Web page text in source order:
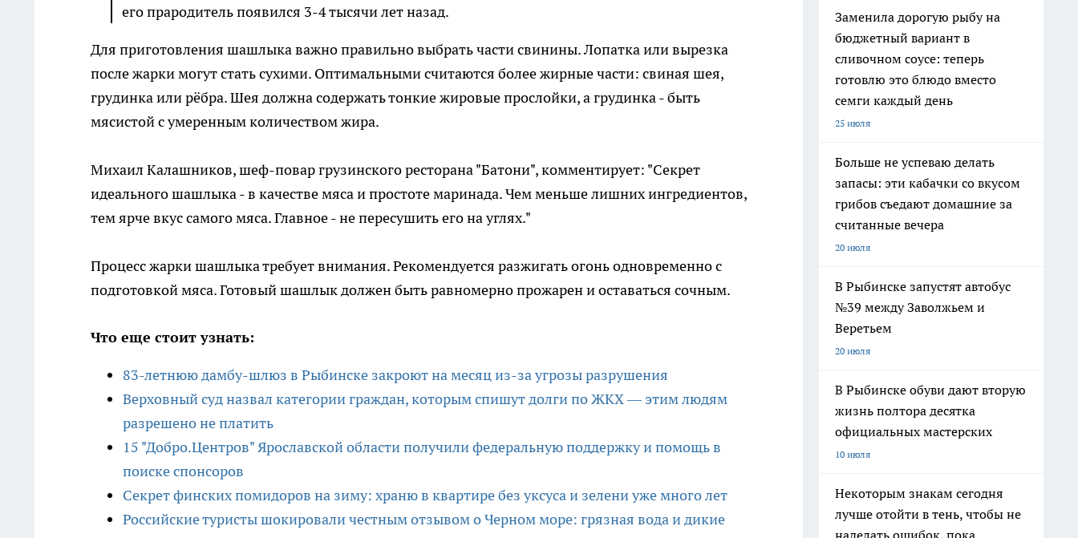
его прародитель появился 3-4 тысячи лет назад.
Для приготовления шашлыка важно правильно выбрать части свинины. Лопатка или вырезка
после жарки могут стать сухими. Оптимальными считаются более жирные части: свиная шея,
грудинка или рёбра. Шея должна содержать тонкие жировые прослойки, а грудинка - быть
мясистой с умеренным количеством жира.
Михаил Калашников, шеф-повар грузинского ресторана "Батони", комментирует: "Секрет
идеального шашлыка - в качестве мяса и простоте маринада. Чем меньше лишних ингредиентов,
тем ярче вкус самого мяса. Главное - не пересушить его на углях."
Процесс жарки шашлыка требует внимания. Рекомендуется разжигать огонь одновременно с
подготовкой мяса. Готовый шашлык должен быть равномерно прожарен и оставаться сочным.
Что еще стоит узнать:
83-летнюю дамбу-шлюз в Рыбинске закроют на месяц из-за угрозы разрушения
Верховный суд назвал категории граждан, которым спишут долги по ЖКХ — этим людям
разрешено не платить
15 "Добро.Центров" Ярославской области получили федеральную поддержку и помощь в
поиске спонсоров
Секрет финских помидоров на зиму: храню в квартире без уксуса и зелени уже много лет
Российские туристы шокировали честным отзывом о Черном море: грязная вода и дикие
Заменила дорогую рыбу на
бюджетный вариант в
сливочном соусе: теперь
готовлю это блюдо вместо
семги каждый день
25 июля
Больше не успеваю делать
запасы: эти кабачки со вкусом
грибов съедают домашние за
считанные вечера
20 июля
В Рыбинске запустят автобус
№39 между Заволжьем и
Веретьем
20 июля
В Рыбинске обуви дают вторую
жизнь полтора десятка
официальных мастерских
10 июля
Некоторым знакам сегодня
лучше отойти в тень, чтобы не
наделать ошибок, пока